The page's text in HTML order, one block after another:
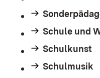
Schule und
Schulkunst
Schulmusik